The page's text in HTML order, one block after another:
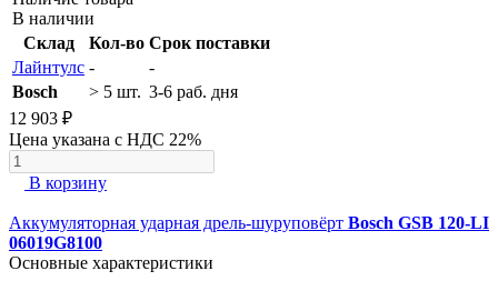
В наличии
Склад
Кол-во Срок поставки
Лайнтулс -
-
Bosch
> 5 шт. 3-6 раб. дня
12 903 ₽
Цена указана с НДС 22%
В корзину
Аккумуляторная ударная дрель-шуруповёрт Bosch GSB 120-LI
06019G8100
Основные характеристики